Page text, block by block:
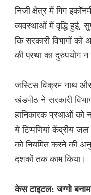
निजी क्षेत्र में गिग
व्यवस्थाओं में वृद्धि हुई,
कि सरकारी विभागों को
की प्रथा का दुरुपयोग
जस्टिस विक्रम नाथ
खंडपीठ ने सरकारी
हानिकारक प्रथाओं
ये टिप्पणियां केंद्रीय
को नियमित करने की
दशकों तक काम किया।
केस टाइटल: जग्गो